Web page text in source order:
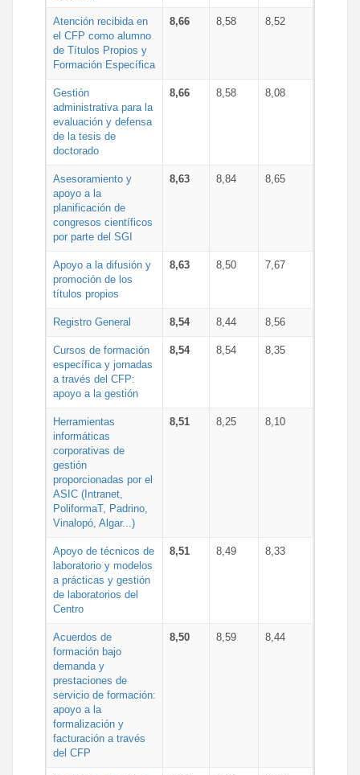
Atención recibida en
el CFP como alumno
de Títulos Propios y
Formación Específica
8,66 8,58 8,52
Gestión
administrativa para la
evaluación y defensa
de la tesis de
doctorado
8,66 8,58 8,08
Asesoramiento y
apoyo a la
planificación de
congresos científicos
por parte del SGI
8,63 8,84 8,65
Apoyo a la difusión y
promoción de los
títulos propios
8,63 8,50 7,67
Registro General 8,54 8,44 8,56
Cursos de formación
específica y jornadas
a través del CFP:
apoyo a la gestión
8,54 8,54 8,35
Herramientas
informáticas
corporativas de
gestión
proporcionadas por el
ASIC (Intranet,
PoliformaT, Padrino,
Vinalopó, Algar...)
8,51 8,25 8,10
Apoyo de técnicos de
laboratorio y modelos
a prácticas y gestión
de laboratorios del
Centro
8,51 8,49 8,33
Acuerdos de
formación bajo
demanda y
prestaciones de
servicio de formación:
apoyo a la
formalización y
facturación a través
del CFP
8,50 8,59 8,44